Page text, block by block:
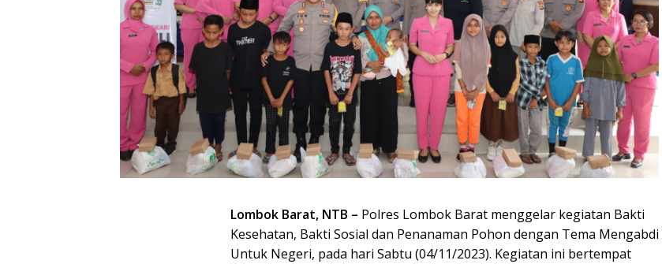
Lombok Barat, NTB – Polres Lombok Barat menggelar kegiatan Bakti
Kesehatan, Bakti Sosial dan Penanaman Pohon dengan Tema Mengabdi
Untuk Negeri, pada hari Sabtu (04/11/2023). Kegiatan ini bertempat